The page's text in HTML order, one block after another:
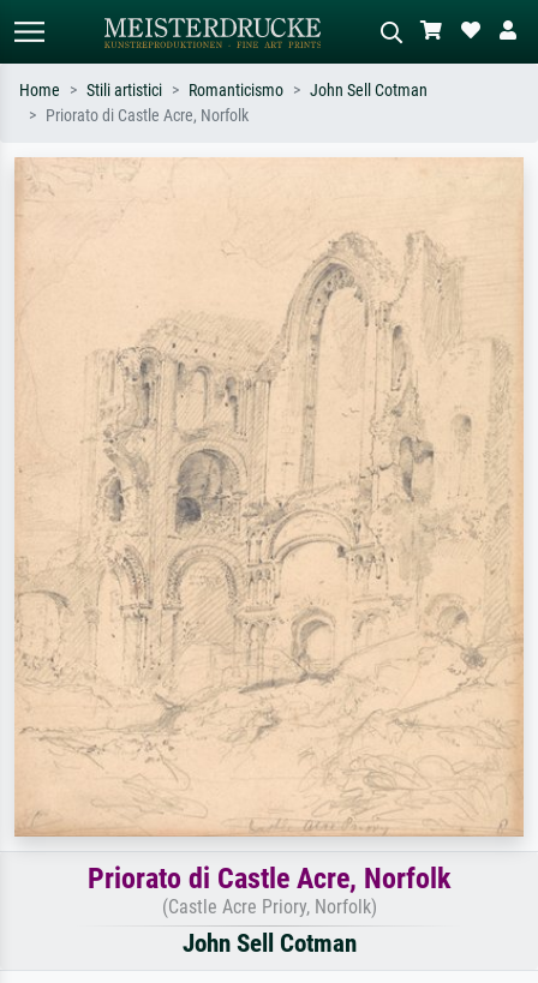
Cerca per artista, titolo o stile – es.
Monet, Notte stellata,
Descrivi la scena – es. prato verde,
albero.
Home Stili artistici Romanticismo
John Sell Cotman
Priorato di Castle Acre, Norfolk
Priorato di Castle Acre, Norfolk
(Castle Acre Priory, Norfolk)
John Sell Cotman